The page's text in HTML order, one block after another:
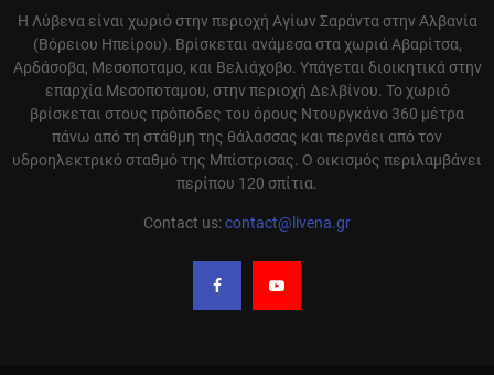
Η Λύβενα είναι χωριό στην περιοχή Αγίων Σαράντα στην Αλβανία
(Βόρειου Ηπείρου). Βρίσκεται ανάμεσα στα χωριά Αβαρίτσα,
Αρδάσοβα, Μεσοποταμο, και Βελιάχοβο. Υπάγεται διοικητικά στην
επαρχία Μεσοποταμου, στην περιοχή Δελβίνου. Το χωριό
βρίσκεται στους πρόποδες του όρους Ντουργκάνο 360 μέτρα
πάνω από τη στάθμη της θάλασσας και περνάει από τον
υδροηλεκτρικό σταθμό της Μπίστρισας. Ο οικισμός περιλαμβάνει
περίπου 120 σπίτια.
Contact us:contact@livena.gr